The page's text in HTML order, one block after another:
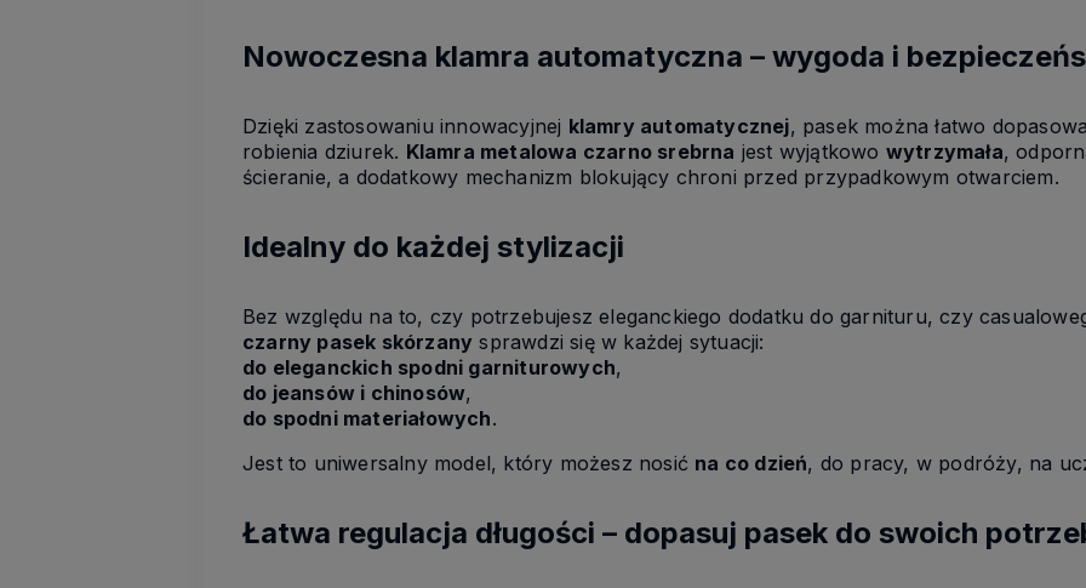
Nowoczesna klamra automatyczna – wygoda i
Dzięki zastosowaniu innowacyjnej klamry automatycznej, pasek można łatwo
robienia dziurek. Klamra metalowa czarno srebrna jest wyjątkowo wytrzymała,
ścieranie, a dodatkowy mechanizm blokujący chroni przed przypadkowym otwarciem.
Idealny do każdej stylizacji
Bez względu na to, czy potrzebujesz eleganckiego dodatku do garnituru, czy
czarny pasek skórzany sprawdzi się w każdej sytuacji:
do eleganckich spodni garniturowych,
do jeansów i chinosów,
do spodni materiałowych.
Jest to uniwersalny model, który możesz nosić na co dzień, do pracy, w podróży, na
Łatwa regulacja długości – dopasuj pasek do swoich